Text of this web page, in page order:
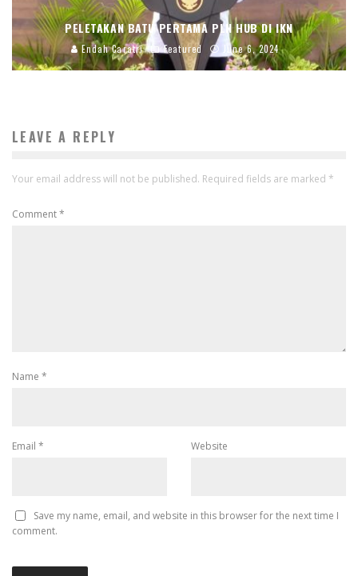
PELETAKAN BATU PERTAMA PLN HUB DI IKN
Endah Caratri Featured June 6, 2024
LEAVE A REPLY
Your email address will not be published. Required fields are marked *
Comment*
Name *
Email * Website
Save my name, email, and website in this browser for the next time I
comment.